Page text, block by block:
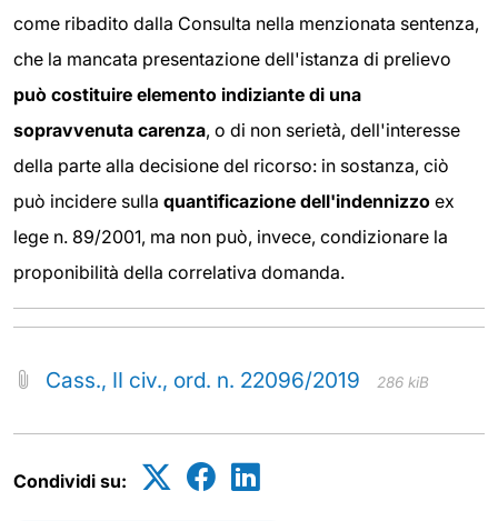
come ribadito dalla Consulta nella menzionata sentenza,
che la mancata presentazione dell'istanza di prelievo
può costituire elemento indiziante di una
sopravvenuta carenza, o di non serietà, dell'interesse
della parte alla decisione del ricorso: in sostanza, ciò
può incidere sulla quantificazione dell'indennizzo ex
lege n. 89/2001, ma non può, invece, condizionare la
proponibilità della correlativa domanda.
Cass., II civ., ord. n. 22096/2019 286 kiB
Condividi su: